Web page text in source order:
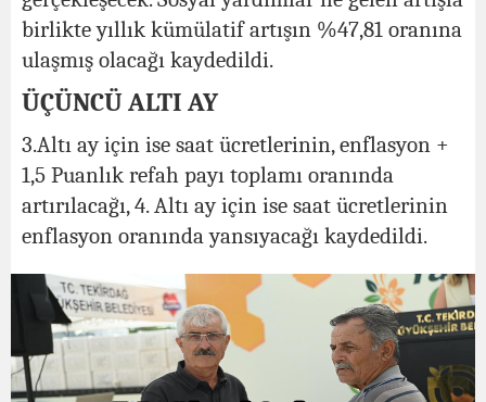
birlikte yıllık kümülatif artışın %47,81 oranına
ulaşmış olacağı kaydedildi.
ÜÇÜNCÜ ALTI AY
3.Altı ay için ise saat ücretlerinin, enflasyon +
1,5 Puanlık refah payı toplamı oranında
artırılacağı, 4. Altı ay için ise saat ücretlerinin
enflasyon oranında yansıyacağı kaydedildi.